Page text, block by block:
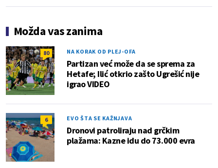
Možda vas zanima
80 NA KORAK OD PLEJ-OFA
Partizan već može da se sprema za
Hetafe; Ilić otkrio zašto Ugrešić nije
igrao VIDEO
6 EVO ŠTA SE KAŽNJAVA
Dronovi patroliraju nad grčkim
plažama: Kazne idu do 73.000 evra